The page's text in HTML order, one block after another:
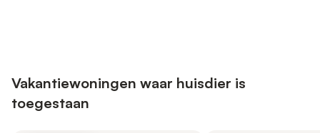
Vakantiewoningen waar huisdier is
toegestaan